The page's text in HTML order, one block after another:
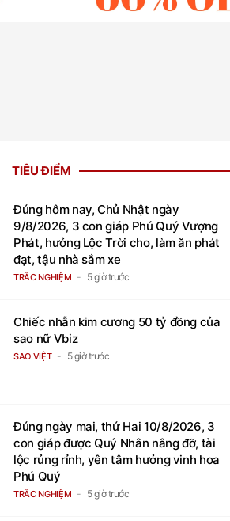
TIÊU ĐIỂM
Đúng hôm nay, Chủ Nhật ngày
9/8/2026, 3 con giáp Phú Quý Vượng
Phát, hưởng Lộc Trời cho, làm ăn phát
đạt, tậu nhà sắm xe
TRẮC NGHIỆM 5 giờ trước
Chiếc nhẫn kim cương 50 tỷ đồng của
sao nữ Vbiz
SAO VIỆT 5 giờ trước
Đúng ngày mai, thứ Hai 10/8/2026, 3
con giáp được Quý Nhân nâng đỡ, tài
lộc rủng rỉnh, yên tâm hưởng vinh hoa
Phú Quý
TRẮC NGHIỆM 5 giờ trước